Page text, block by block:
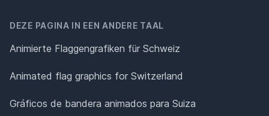
DEZE PAGINA IN EEN ANDERE TAAL
Animierte Flaggengrafiken für Schweiz
Animated flag graphics for Switzerland
Gráficos de bandera animados para Suiza